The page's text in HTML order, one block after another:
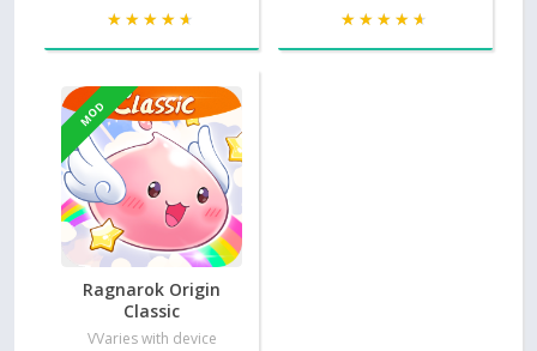
★★★★★
★★★★★ ★★★★★
★★★★★
MOD
Ragnarok Origin
Classic
VVaries with device